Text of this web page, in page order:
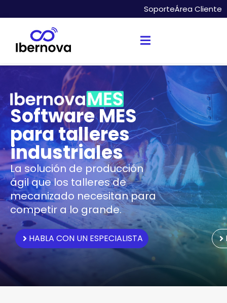
SoporteÁrea Cliente
Software MES
para talleres
industriales
La solución de producción
ágil que los talleres de
mecanizado necesitan para
competir a lo grande.
HABLA CON UN ESPECIALISTA